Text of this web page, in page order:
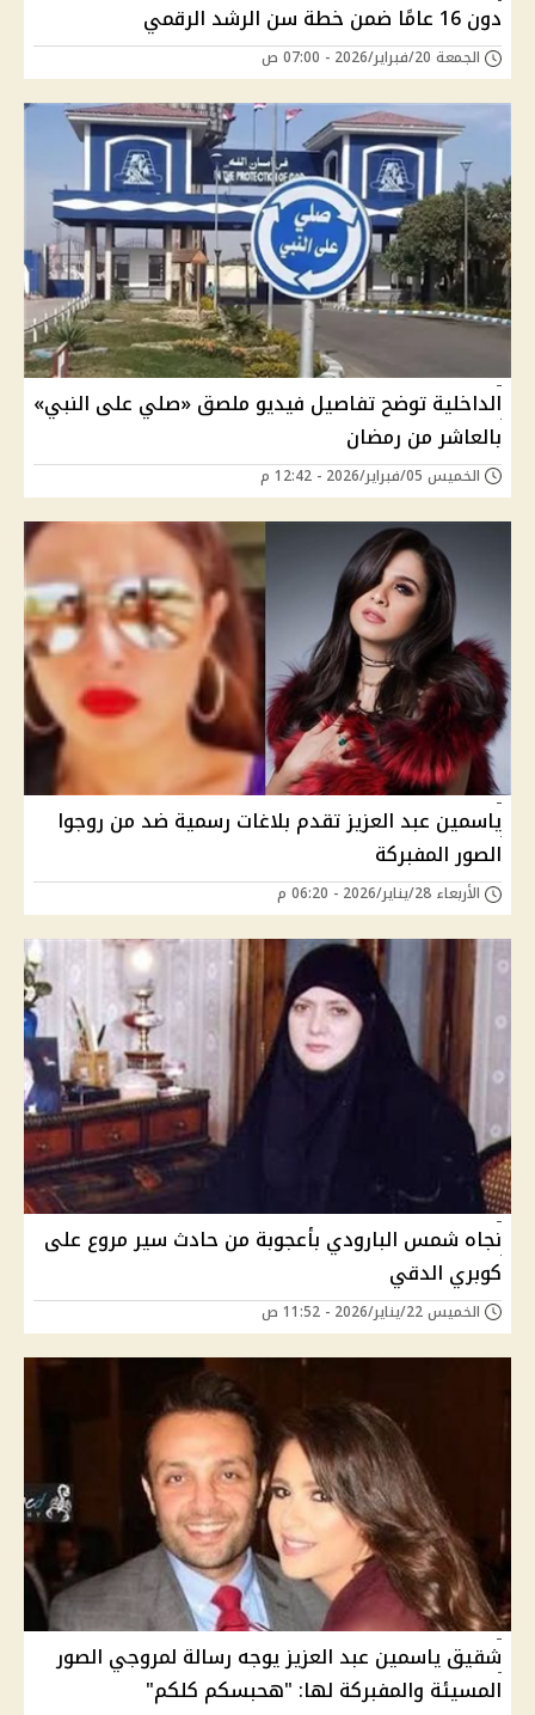
دون 16 عامًا ضمن خطة سن الرشد الرقمي
الجمعة 20/فبراير/2026 - 07:00 ص
الداخلية توضح تفاصيل فيديو ملصق «صلي على النبي»
بالعاشر من رمضان
الخميس 05/فبراير/2026 - 12:42 م
ياسمين عبد العزيز تقدم بلاغات رسمية ضد من روجوا
الصور المفبركة
الأربعاء 28/يناير/2026 - 06:20 م
نجاه شمس البارودي بأعجوبة من حادث سير مروع على
كوبري الدقي
الخميس 22/يناير/2026 - 11:52 ص
شقيق ياسمين عبد العزيز يوجه رسالة لمروجي الصور
المسيئة والمفبركة لها: "هحبسكم كلكم"